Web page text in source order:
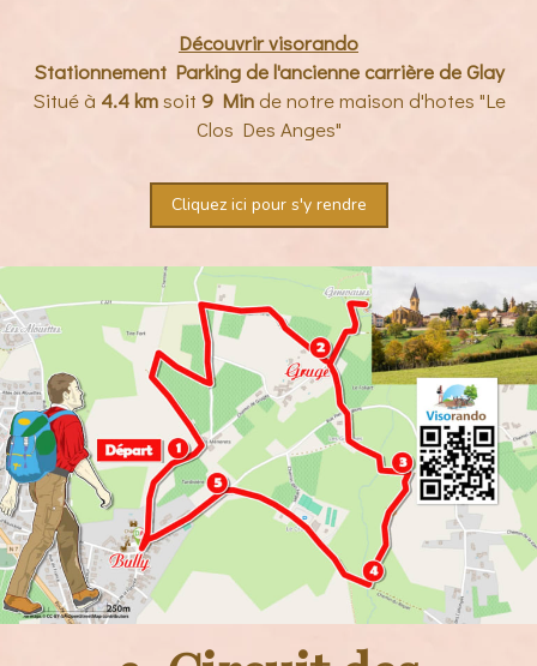
Découvrir visorando
Stationnement Parking de l'ancienne carrière de Glay
Situé à 4.4 kmsoit 9 Minde notre maison d'hotes "Le
Clos Des Anges"
Cliquez ici pour s'y rendre